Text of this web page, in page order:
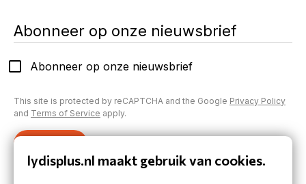
Abonneer op onze nieuwsbrief
Abonneer op onze nieuwsbrief
This site is protected by reCAPTCHA and the Google Privacy Policy
and Terms of Service apply.
lydisplus.nl maakt gebruik van cookies.